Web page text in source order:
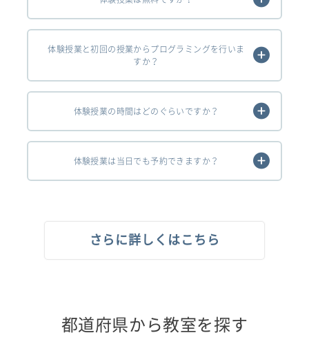
体験授業と初回の授業からプログラミングを行いま
すか？
体験授業の時間はどのぐらいですか？
体験授業は当日でも予約できますか？
さらに詳しくはこちら
都道府県から教室を探す